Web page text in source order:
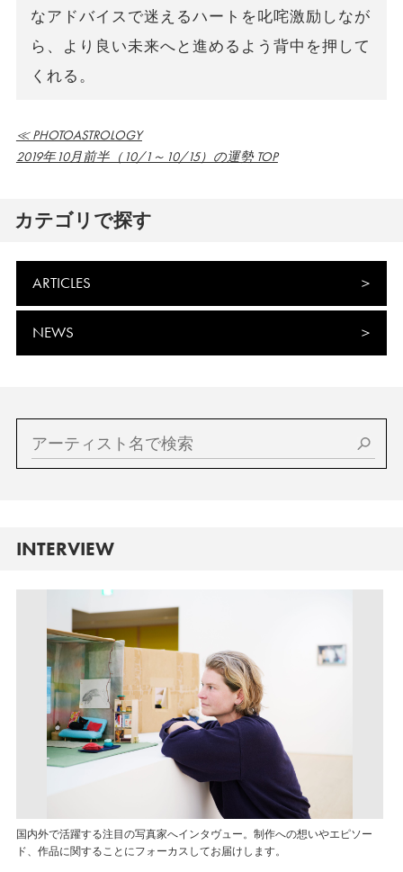
なアドバイスで迷えるハートを叱咤激励しなが
ら、より良い未来へと進めるよう背中を押して
くれる。
≪ PHOTOASTROLOGY
2019年10月前半（10/1～10/15）の運勢 TOP
カテゴリで探す
ARTICLES
NEWS
INTERVIEW
国内外で活躍する注目の写真家へインタヴュー。制作への想いやエピソー
ド、作品に関することにフォーカスしてお届けします。